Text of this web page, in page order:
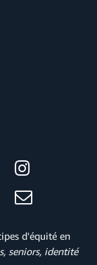
d'équité en
seniors, identité